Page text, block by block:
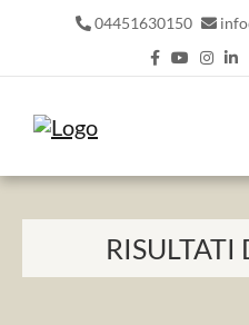
04451630150
RISULTATI